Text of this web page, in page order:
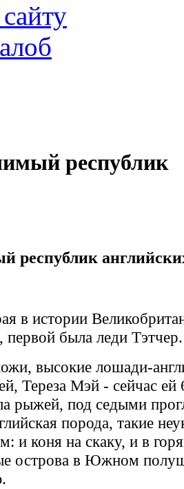
республик
республик
в истории
была леди Тэтчер.
высокие лошади-
Тереза Мэй - сейчас ей
рыжей, под седыми
порода, такие
и коня на скаку, и в
острова в Южном